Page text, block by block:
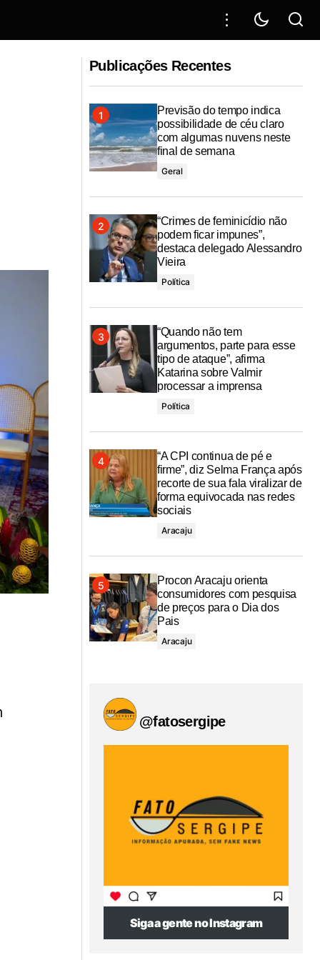
realiza credenciamento da imprensa
para o Carnaval 2026
Publicações Recentes
Previsão do tempo indica
possibilidade de céu claro
com algumas nuvens neste
final de semana
Geral
“Crimes de feminicídio não
podem ficar impunes”,
destaca delegado Alessandro
Vieira
Política
“Quando não tem
argumentos, parte para esse
tipo de ataque”, afirma
Katarina sobre Valmir
processar a imprensa
Política
“A CPI continua de pé e
firme”, diz Selma França após
recorte de sua fala viralizar de
forma equivocada nas redes
sociais
Aracaju
Procon Aracaju orienta
consumidores com pesquisa
de preços para o Dia dos
Pais
Aracaju
@fatosergipe
Siga a gente no Instagram